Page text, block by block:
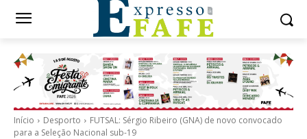
Início Desporto
FUTSAL: Sérgio Ribeiro (GNA) de novo convocado
para a Seleção Nacional sub-19